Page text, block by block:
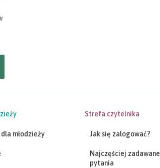
młodzieży
Strefa czytelnika
Jak się zalogować?
Najczęściej zadawane
pytania